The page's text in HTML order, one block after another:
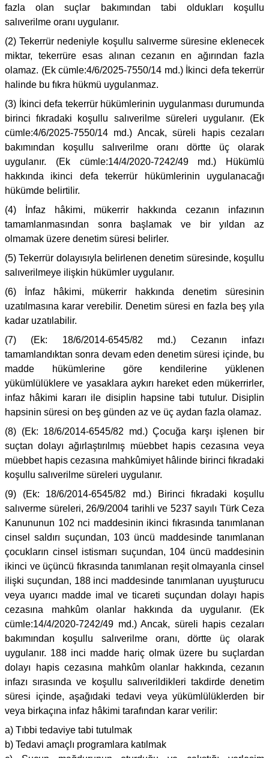
fazla olan suçlar bakımından tabi oldukları koşullu
salıverilme oranı uygulanır.
(2) Tekerrür nedeniyle koşullu salıverme süresine eklenecek
miktar, tekerrüre esas alınan cezanın en ağırından fazla
olamaz. (Ek cümle:4/6/2025-7550/14 md.) İkinci defa tekerrür
halinde bu fıkra hükmü uygulanmaz.
(3) İkinci defa tekerrür hükümlerinin uygulanması durumunda
birinci fıkradaki koşullu salıverilme süreleri uygulanır. (Ek
cümle:4/6/2025-7550/14 md.) Ancak, süreli hapis cezaları
bakımından koşullu salıverilme oranı dörtte üç olarak
uygulanır. (Ek cümle:14/4/2020-7242/49 md.) Hükümlü
hakkında ikinci defa tekerrür hükümlerinin uygulanacağı
hükümde belirtilir.
(4) İnfaz hâkimi, mükerrir hakkında cezanın infazının
tamamlanmasından sonra başlamak ve bir yıldan az
olmamak üzere denetim süresi belirler.
(5) Tekerrür dolayısıyla belirlenen denetim süresinde, koşullu
salıverilmeye ilişkin hükümler uygulanır.
(6) İnfaz hâkimi, mükerrir hakkında denetim süresinin
uzatılmasına karar verebilir. Denetim süresi en fazla beş yıla
kadar uzatılabilir.
(7) (Ek: 18/6/2014-6545/82 md.) Cezanın infazı
tamamlandıktan sonra devam eden denetim süresi içinde, bu
madde hükümlerine göre kendilerine yüklenen
yükümlülüklere ve yasaklara aykırı hareket eden mükerrirler,
infaz hâkimi kararı ile disiplin hapsine tabi tutulur. Disiplin
hapsinin süresi on beş günden az ve üç aydan fazla olamaz.
(8) (Ek: 18/6/2014-6545/82 md.) Çocuğa karşı işlenen bir
suçtan dolayı ağırlaştırılmış müebbet hapis cezasına veya
müebbet hapis cezasına mahkûmiyet hâlinde birinci fıkradaki
koşullu salıverilme süreleri uygulanır.
(9) (Ek: 18/6/2014-6545/82 md.) Birinci fıkradaki koşullu
salıverme süreleri, 26/9/2004 tarihli ve 5237 sayılı Türk Ceza
Kanununun 102 nci maddesinin ikinci fıkrasında tanımlanan
cinsel saldırı suçundan, 103 üncü maddesinde tanımlanan
çocukların cinsel istismarı suçundan, 104 üncü maddesinin
ikinci ve üçüncü fıkrasında tanımlanan reşit olmayanla cinsel
ilişki suçundan, 188 inci maddesinde tanımlanan uyuşturucu
veya uyarıcı madde imal ve ticareti suçundan dolayı hapis
cezasına mahkûm olanlar hakkında da uygulanır. (Ek
cümle:14/4/2020-7242/49 md.) Ancak, süreli hapis cezaları
bakımından koşullu salıverilme oranı, dörtte üç olarak
uygulanır. 188 inci madde hariç olmak üzere bu suçlardan
dolayı hapis cezasına mahkûm olanlar hakkında, cezanın
infazı sırasında ve koşullu salıverildikleri takdirde denetim
süresi içinde, aşağıdaki tedavi veya yükümlülüklerden bir
veya birkaçına infaz hâkimi tarafından karar verilir:
a) Tıbbi tedaviye tabi tutulmak
b) Tedavi amaçlı programlara katılmak